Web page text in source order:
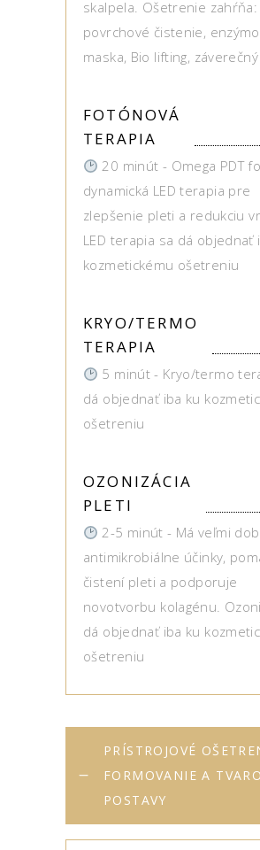
skalpela. Ošetrenie zahŕňa:
povrchové čistenie,
maska, Bio lifting,
FOTÓNOVÁ
TERAPIA
20 minút - Omega PDT
dynamická LED terapia pre
zlepšenie pleti a redukciu
LED terapia sa dá objednať
kozmetickému ošetreniu
KRYO/TERMO
TERAPIA
5 minút - Kryo/termo
dá objednať iba ku
ošetreniu
OZONIZÁCIA
PLETI
2-5 minút - Má veľmi
antimikrobiálne účinky,
čistení pleti a podporuje
novotvorbu kolagénu.
dá objednať iba ku
ošetreniu
PRÍSTROJOVÉ
FORMOVANIE A
POSTAVY